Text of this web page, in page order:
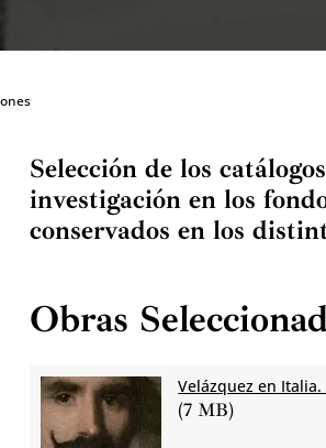
Selección de los
investigación en los
conservados en los
Obras
Velázquez en Italia.
(7 MB)